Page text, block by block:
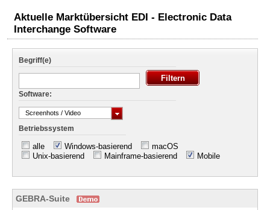
Aktuelle Marktübersicht EDI - Electronic Data
Interchange Software
Begriff(e)
Software:
Screenhots / Video
Betriebssystem
alle Windows-basierend
macOS
Unix-basierend
Mainframe-basierend Mobile
GEBRA-Suite